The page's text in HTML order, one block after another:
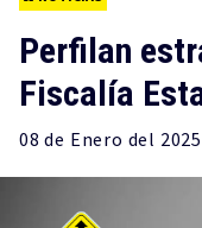
Perfilan
Fiscalía
08 de Enero del 2025